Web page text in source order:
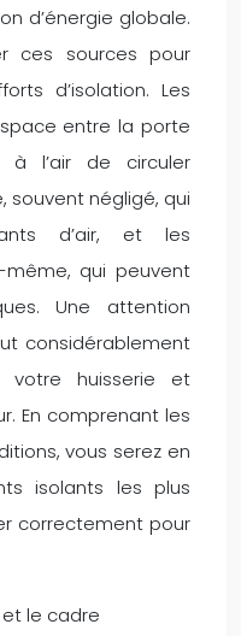
d’énergie globale.
ces sources pour
d’isolation. Les
entre la porte
l’air de circuler
souvent négligé, qui
d’air, et les
qui peuvent
Une attention
considérablement
votre huisserie et
En comprenant les
vous serez en
isolants les plus
correctement pour
le cadre